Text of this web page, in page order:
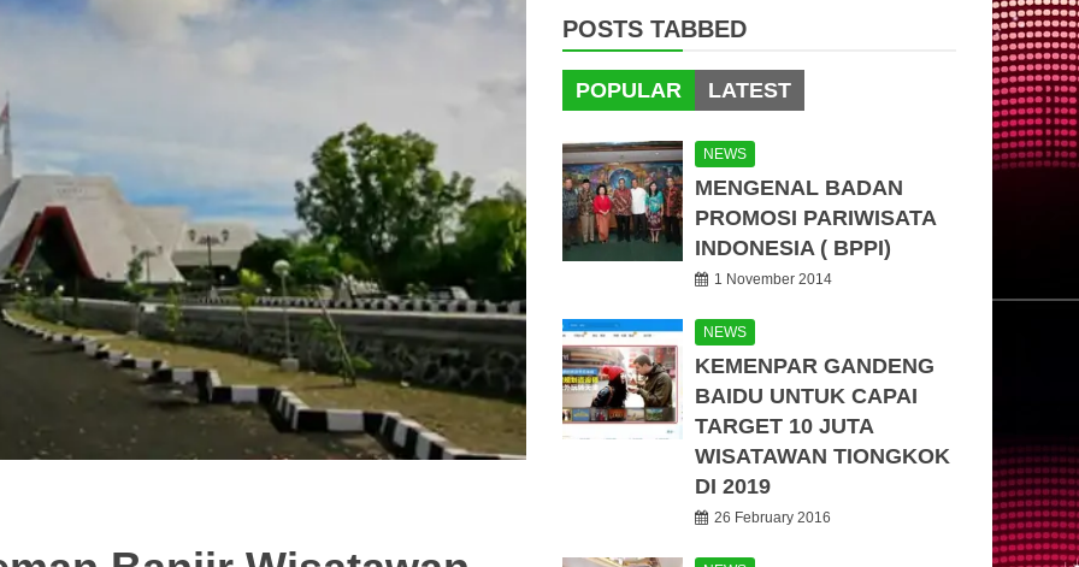
POSTS TABBED
POPULAR LATEST
NEWS
MENGENAL BADAN
PROMOSI PARIWISATA
INDONESIA ( BPPI)
1 November 2014
NEWS
KEMENPAR GANDENG
BAIDU UNTUK CAPAI
TARGET 10 JUTA
WISATAWAN TIONGKOK
DI 2019
26 February 2016